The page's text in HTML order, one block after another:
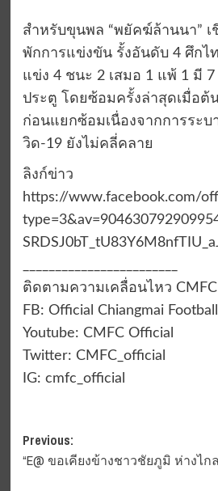
สำหรับขุนพล “พยัคฆ์ล้านนา” เ
พักการแข่งขัน รั้งอันดับ 4 ศึกไ
แข่ง 4 ชนะ 2 เสมอ 1 แพ้ 1 มี
ประตู โดยซ้อมครั้งล่าสุดเมื่อต้
ก่อนแยกซ้อมเนื่องจากการระบ
วิด-19 ยังไม่คลี่คลาย
ลิงก์ข่าว
https://www.facebook.com/
ติดตามความเคลื่อนไหว
FB: Official Chiangmai
Youtube: CMFC Official⁣⁣
Twitter: CMFC_official⁣⁣
IG: cmfc_official
Post
navigation
Previous:
“E@ ขอเคียงข้างชาวชัยภูมิ ห่างไก